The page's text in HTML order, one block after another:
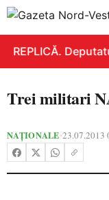
REPLICĂ.
Trei militari
NAȚIONALE•23.07.2013